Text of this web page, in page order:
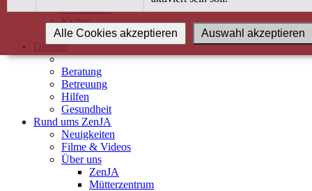
Gesundheit
Kultur
Alle Kurse
Dienste
Beratung
Betreuung
Hilfen
Gesundheit
Rund ums ZenJA
Neuigkeiten
Filme & Videos
Über uns
ZenJA
Mütterzentrum
Auswahl akzeptieren
Alle Cookies akzeptieren